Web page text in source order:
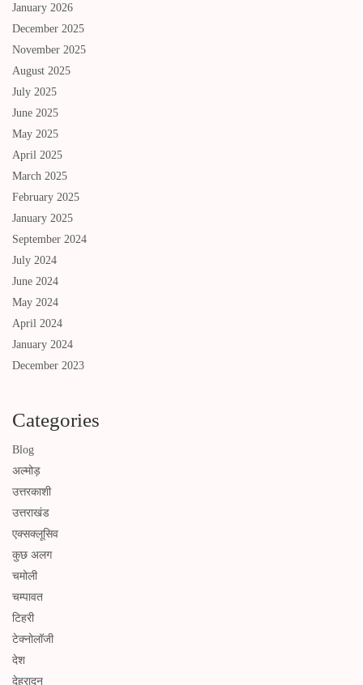
January 2026
December 2025
November 2025
August 2025
July 2025
June 2025
May 2025
April 2025
March 2025
February 2025
January 2025
September 2024
July 2024
June 2024
May 2024
April 2024
January 2024
December 2023
Categories
Blog
अल्मोड़
उत्तरकाशी
उत्तराखंड
एक्सक्लूसिव
कुछ अलग
चमोली
चम्पावत
टिहरी
टेक्नोलॉजी
देश
देहरादून